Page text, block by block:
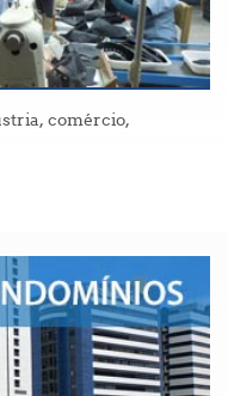
comércio,